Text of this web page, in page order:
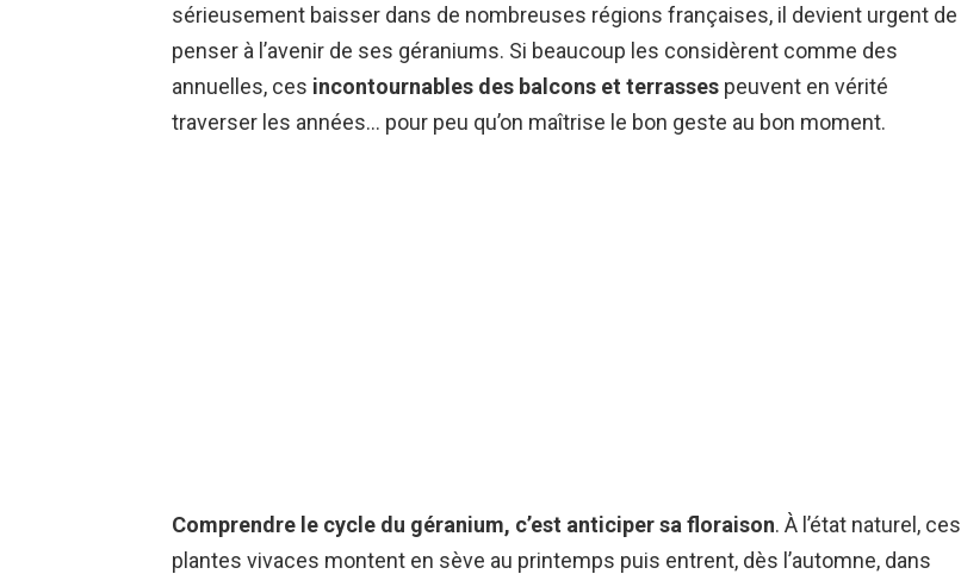
sérieusement baisser dans de nombreuses régions françaises, il devient urgent de
penser à l’avenir de ses géraniums. Si beaucoup les considèrent comme des
annuelles, ces incontournables des balcons et terrasses peuvent en vérité
traverser les années… pour peu qu’on maîtrise le bon geste au bon moment.
Comprendre le cycle du géranium, c’est anticiper sa floraison. À l’état naturel, ces
plantes vivaces montent en sève au printemps puis entrent, dès l’automne, dans